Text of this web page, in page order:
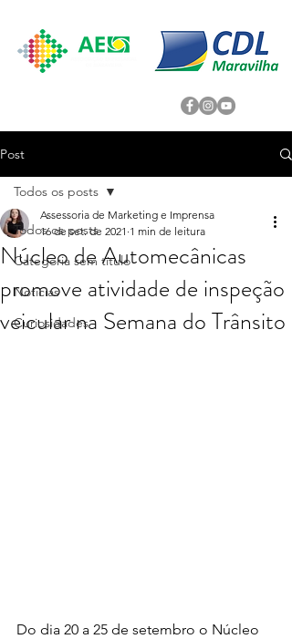
Post
Todos os posts
Categoria sem título
Noticias
Curiosidades
Todos os posts
Núcleo de Automecânicas
promove atividade de inspeção
veicular na Semana do Trânsito
Assessoria de Marketing e Imprensa
16 de set. de 2021 1 min de leitura
Do dia 20 a 25 de setembro o Núcleo